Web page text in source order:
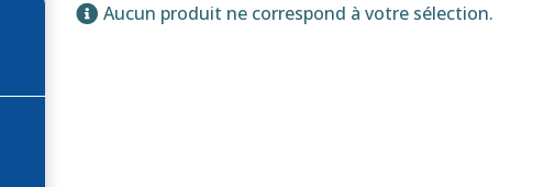
Aucun produit ne correspond à votre sélection.